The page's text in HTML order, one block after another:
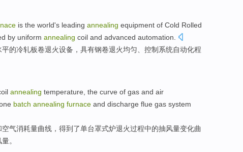
is the world's leading annealing equipment of Cold Rolled
by uniform annealing coil and advanced automation
平的冷轧板卷退火设备 ，具有钢卷退火均匀 、控制 系统自动化程
annealing temperature , the curve of gas and air
batch annealing furnace and discharge flue gas system
空气消耗量曲线， 得到 了单台罩式炉退火过程中的抽风量变化曲
量。